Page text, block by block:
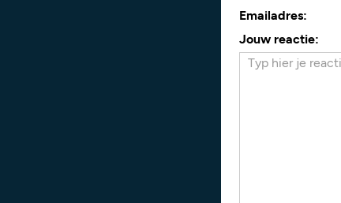
Emailadres:
Jouw reactie: